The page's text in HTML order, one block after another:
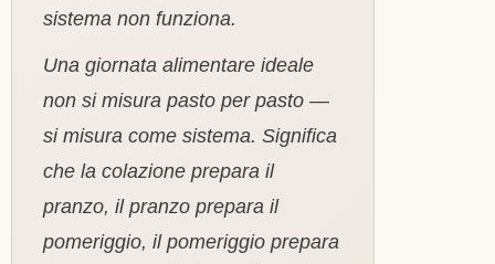
sistema non funziona.
Una giornata alimentare ideale
non si misura pasto per pasto —
si misura come sistema. Significa
che la colazione prepara il
pranzo, il pranzo prepara il
pomeriggio, il pomeriggio prepara